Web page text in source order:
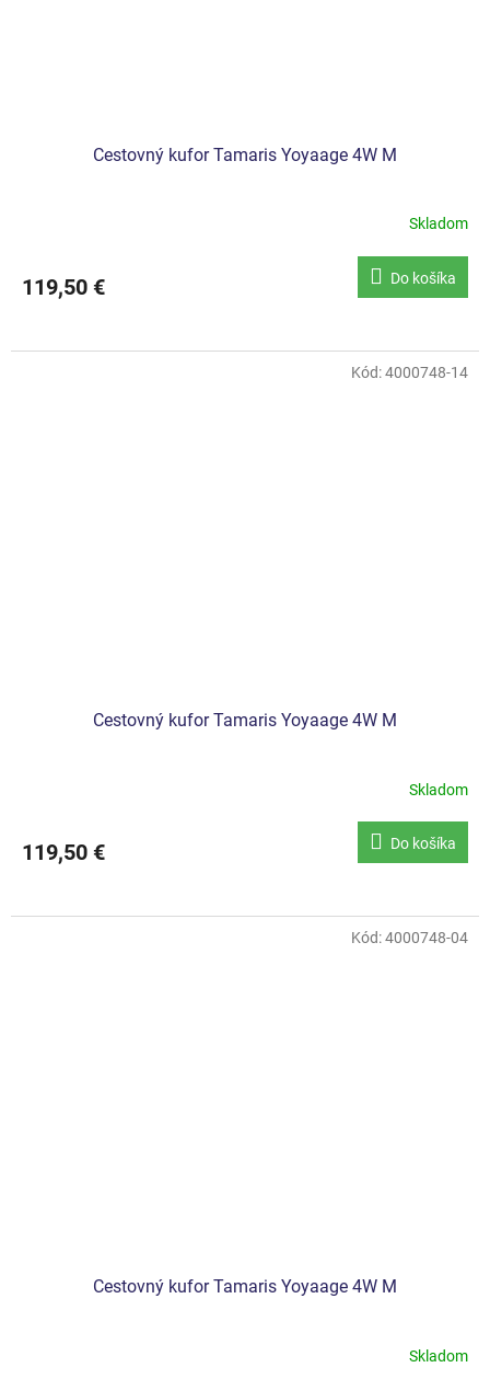
Cestovný kufor Tamaris Yoyaage 4W M
Skladom
119,50 € Do košíka
Cestovný kufor Tamaris Yoyaage 4W M
Skladom
119,50 € Do košíka
Kód:4000748-14
Cestovný kufor Tamaris Yoyaage 4W M
Skladom
Kód:4000748-04